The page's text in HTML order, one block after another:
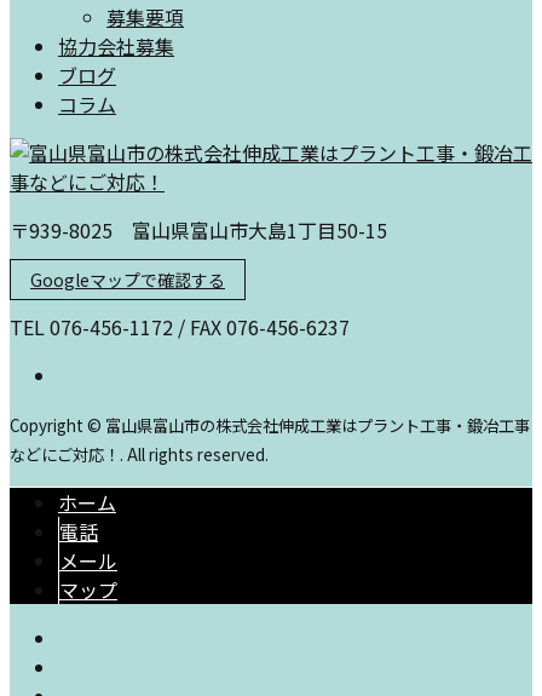
募集要項
協力会社募集
ブログ
コラム
〒939-8025 富山県富山市大島1丁目50-15
Googleマップで確認する
TEL 076-456-1172 / FAX 076-456-6237
Copyright © 富山県富山市の株式会社伸成工業はプラント工事・鍛冶工事
などにご対応！. All rights reserved.
ホーム
電話
メール
マップ